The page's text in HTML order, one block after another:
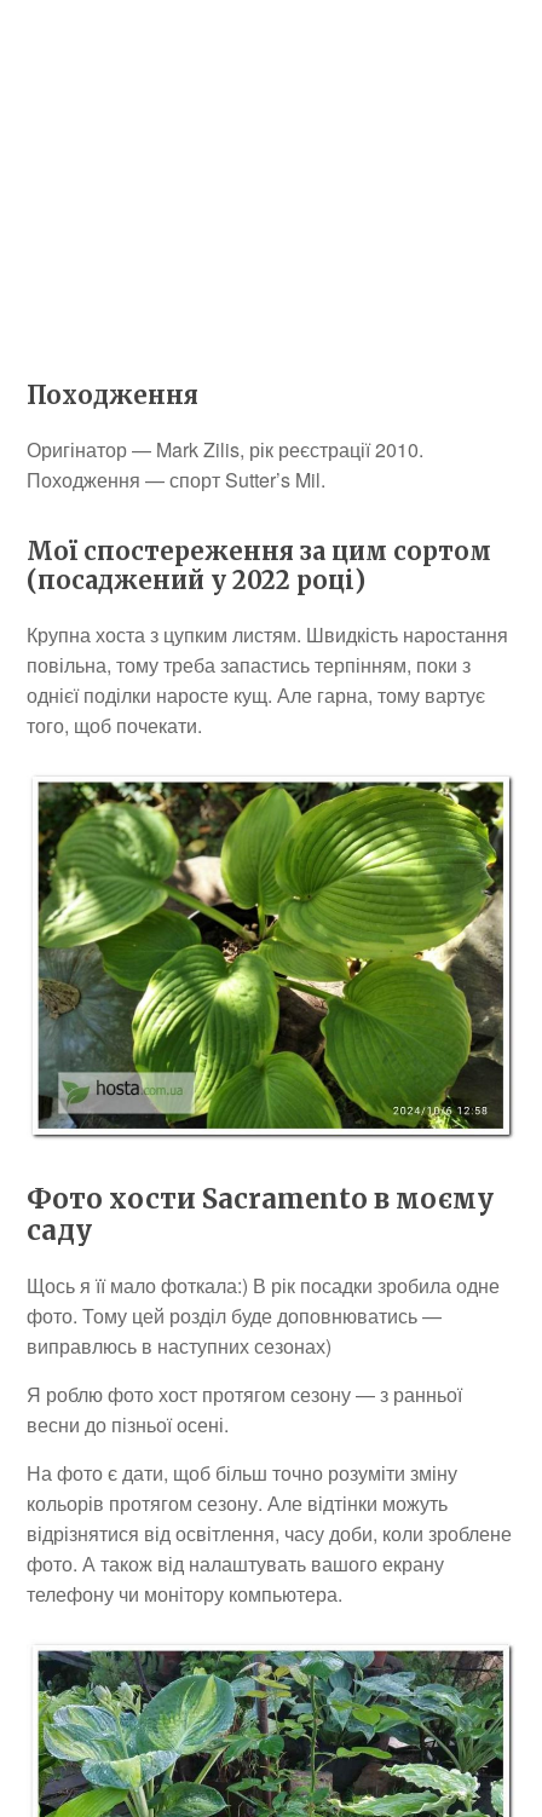
Походження
Оригінатор — Mark Zilis, рік реєстрації 2010.
Походження — спорт Sutter’s Mil.
Мої спостереження за цим сортом
(посаджений у 2022 році)
Крупна хоста з цупким листям. Швидкість наростання
повільна, тому треба запастись терпінням, поки з
однієї поділки наросте кущ. Але гарна, тому вартує
того, щоб почекати.
Фото хости Sacramento в моєму
саду
Щось я її мало фоткала:) В рік посадки зробила одне
фото. Тому цей розділ буде доповнюватись —
виправлюсь в наступних сезонах)
Я роблю фото хост протягом сезону — з ранньої
весни до пізньої осені.
На фото є дати, щоб більш точно розуміти зміну
кольорів протягом сезону. Але відтінки можуть
відрізнятися від освітлення, часу доби, коли зроблене
фото. А також від налаштувать вашого екрану
телефону чи монітору компьютера.